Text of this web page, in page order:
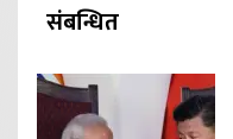
संबन्धित